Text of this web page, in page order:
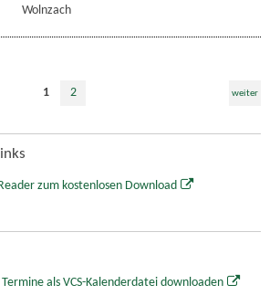
Wolnzach
1 2 weiter
zum kostenlosen Download
als VCS-Kalenderdatei downloaden